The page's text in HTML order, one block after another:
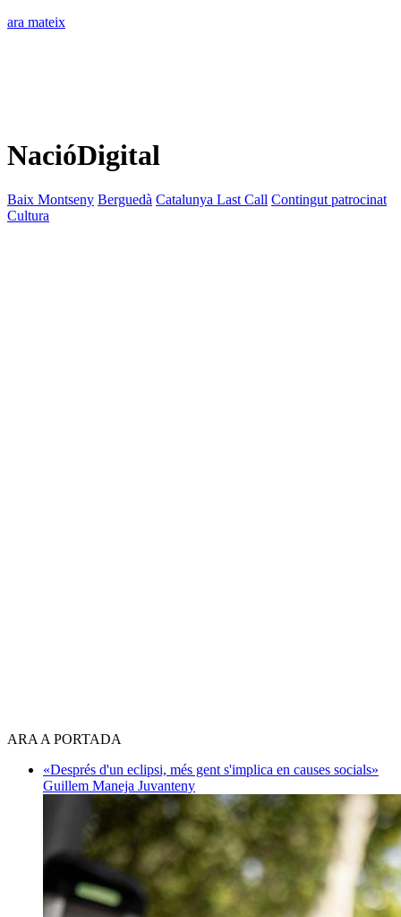
ara mateix
NacióDigital
Baix Montseny Berguedà Catalunya Last Call Contingut patrocinat
Cultura
ARA A PORTADA
«Després d'un eclipsi, més gent s'implica en causes socials»
Guillem Maneja Juvanteny